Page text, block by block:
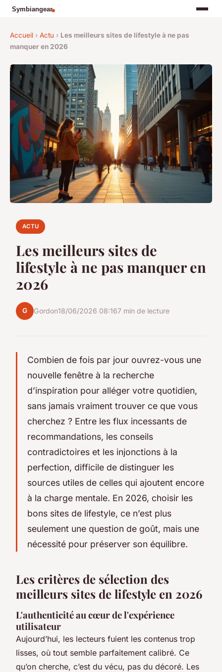
Accueil › Actu › Les meilleurs sites de lifestyle à ne pas
manquer en 2026
ACTU
Les meilleurs sites de
lifestyle à ne pas manquer en
2026
G Gordon18/06/2026 08:167 min de lecture
Combien de fois par jour ouvrez-vous une
nouvelle fenêtre à la recherche
d’inspiration pour alléger votre quotidien,
sans jamais vraiment trouver ce que vous
cherchez ? Entre les flux incessants de
recommandations, les conseils
contradictoires et les injonctions à la
perfection, difficile de distinguer les
sources utiles de celles qui ajoutent encore
à la charge mentale. En 2026, choisir les
bons sites de lifestyle, ce n’est plus
seulement une question de goût, mais une
nécessité pour préserver son équilibre.
Les critères de sélection des
meilleurs sites de lifestyle en 2026
L'authenticité au cœur de l'expérience
utilisateur
Aujourd’hui, les lecteurs fuient les contenus trop
lisses, où tout semble parfaitement calibré. Ce
qu’on cherche, c’est du vécu, pas du décoré. Les